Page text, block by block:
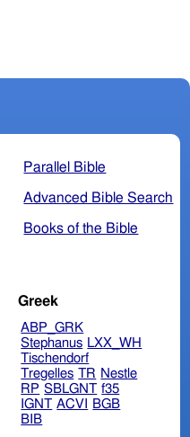
Parallel Bible
Advanced Bible Search
Books of the Bible
Greek
ABP_GRK
Stephanus LXX_WH
Tischendorf
Tregelles TR Nestle
RP SBLGNT f35
IGNT ACVI
BGB
BIB